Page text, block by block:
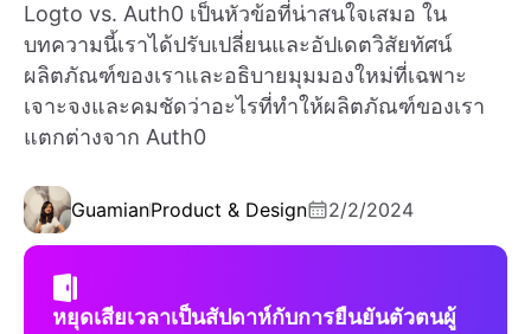
Logto vs. Auth0 เป็นหัวข้อที่น่าสนใจเสมอ ใน
บทความนี้เราได้ปรับเปลี่ยนและอัปเดตวิสัยทัศน์
ผลิตภัณฑ์ของเราและอธิบายมุมมองใหม่ที่เฉพาะ
เจาะจงและคมชัดว่าอะไรที่ทำให้ผลิตภัณฑ์ของเรา
แตกต่างจาก Auth0
GuamianProduct & Design 2/2/2024
หยุดเสียเวลาเป็นสัปดาห์กับการยืนยันตัวตนผู้